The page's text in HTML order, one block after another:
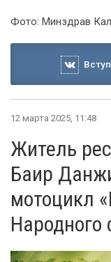
Фото: Минздрав
12 марта 2025, 11:48
Житель
Баир
мотоцикл
Народного